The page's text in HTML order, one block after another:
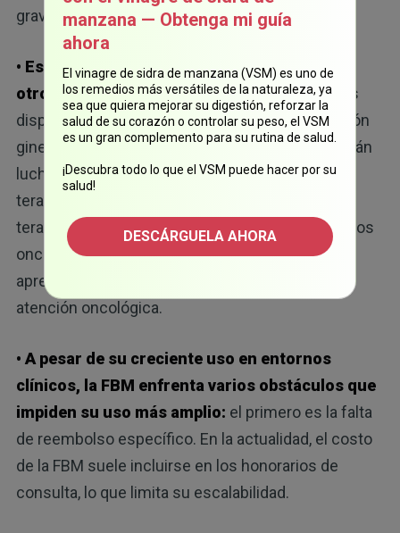
gravedad y de la ubicación de los síntomas.
• Esta terapia está ganando popularidad en
otros campos de la medicina:se utilizan estos
dispositivos en la medicina deportiva y la atención
ginecológica, mientras que las asociaciones están
luchando para mejorar el acceso a este tipo de
terapias. Ahora, algunos pacientes solicitan esta
terapia, lo que demuestra la importancia de que los
oncólogos clínicos se familiaricen con la FBM y
aprendan a aplicarla de forma correcta en la
atención oncológica.
• A pesar de su creciente uso en entornos
clínicos, la FBM enfrenta varios obstáculos que
impiden su uso más amplio: el primero es la falta
de reembolso específico. En la actualidad, el costo
de la FBM suele incluirse en los honorarios de
consulta, lo que limita su escalabilidad.
manzana — Obtenga mi guía
ahora
El vinagre de sidra de manzana (VSM) es uno de
los remedios más versátiles de la naturaleza, ya
sea que quiera mejorar su digestión, reforzar la
salud de su corazón o controlar su peso, el VSM
es un gran complemento para su rutina de salud.
¡Descubra todo lo que el VSM puede hacer por su
salud!
DESCÁRGUELA AHORA